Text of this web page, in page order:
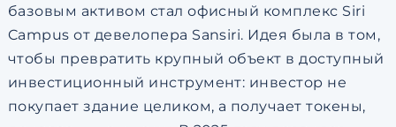
базовым активом стал офисный комплекс Siri
Campus от девелопера Sansiri. Идея была в том,
чтобы превратить крупный объект в доступный
инвестиционный инструмент: инвестор не
покупает здание целиком, а получает токены,